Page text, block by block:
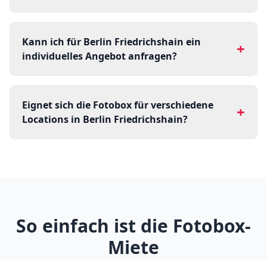
Kann ich für Berlin Friedrichshain ein
individuelles Angebot anfragen?
+
Eignet sich die Fotobox für verschiedene
Locations in Berlin Friedrichshain?
+
So einfach ist die Fotobox-
Miete